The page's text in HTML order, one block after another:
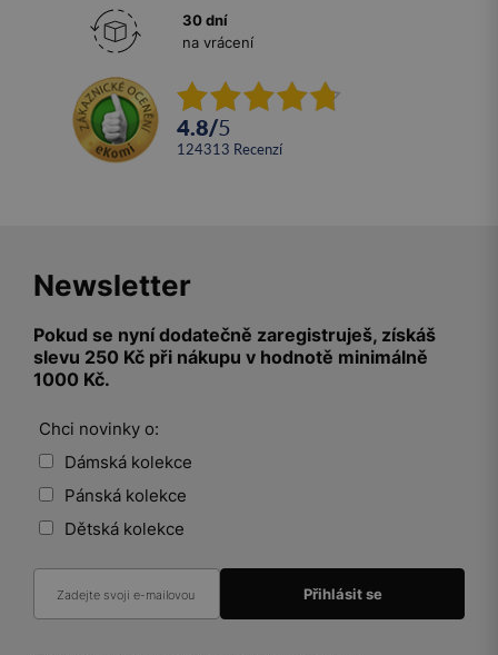
30 dní
na vrácení
4.8/5
124313 recenzí
Newsletter
Pokud se nyní dodatečně zaregistruješ, získáš
slevu 250 Kč při nákupu v hodnotě minimálně
1000 Kč.
Chci novinky o:
Dámská kolekce
Pánská kolekce
Dětská kolekce